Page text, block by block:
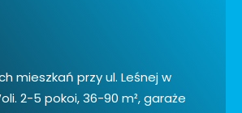
mieszkań przy ul. Leśnej w
2-5 pokoi, 36-90 m², garaże